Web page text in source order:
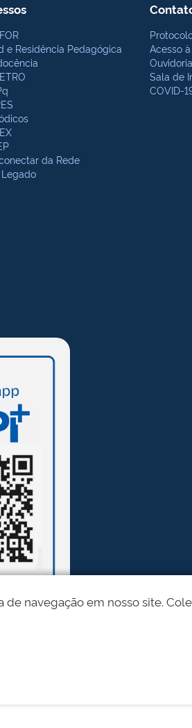
e Residência Pedagógica
da Rede
Acesso
Ouvidoria
Sala de
COVID-
navegação em nosso site.